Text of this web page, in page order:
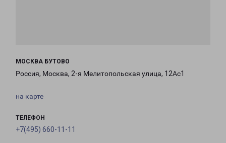
МОСКВА БУТОВО
Россия, Москва, 2-я Мелитопольская улица, 12Ас1
на карте
ТЕЛЕФОН
+7(495) 660-11-11